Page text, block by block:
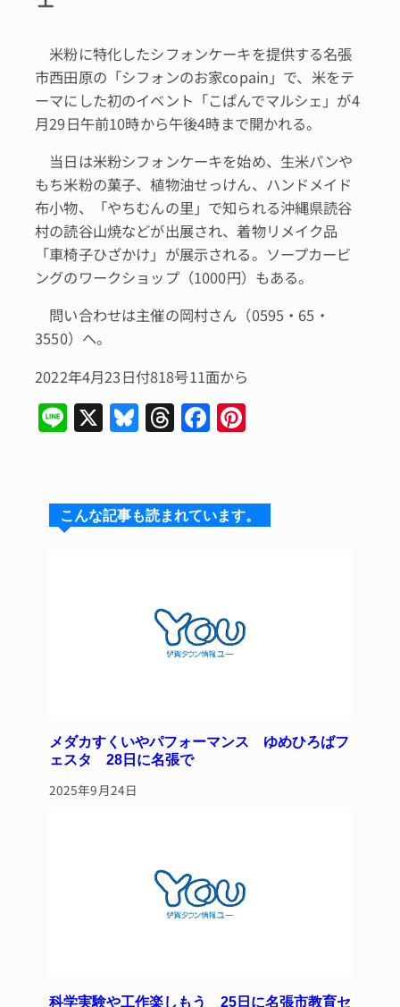
米粉に特化したシフォンケーキを提供する名張
市西田原の「シフォンのお家copain」で、米をテ
ーマにした初のイベント「こぱんでマルシェ」が4
月29日午前10時から午後4時まで開かれる。
当日は米粉シフォンケーキを始め、生米パンや
もち米粉の菓子、植物油せっけん、ハンドメイド
布小物、「やちむんの里」で知られる沖縄県読谷
村の読谷山焼などが出展され、着物リメイク品
「車椅子ひざかけ」が展示される。ソープカービ
ングのワークショップ（1000円）もある。
問い合わせは主催の岡村さん（0595・65・
3550）へ。
2022年4月23日付818号11面から
Li X Bl
s
k
T
a
d
F
e
b
k
re
st
こんな記事も読まれています。
メダカすくいやパフォーマンス ゆめひろばフ
ェスタ 28日に名張で
2025年9月24日
科学実験や工作楽しもう 25日に名張市教育セ